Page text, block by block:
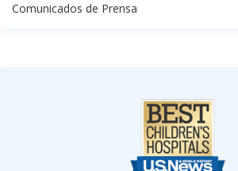
Comunicados de Prensa